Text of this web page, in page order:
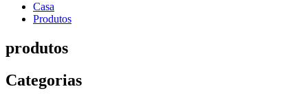
Casa
Produtos
produtos
Categorias